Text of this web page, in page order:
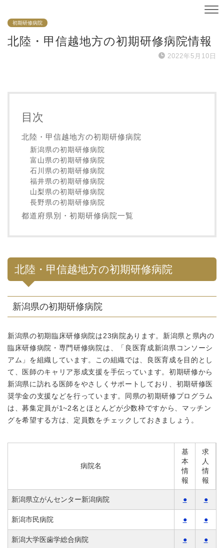
初期研修病院
北陸・甲信越地方の初期研修病院情報
2022年5月10日
目次
北陸・甲信越地方の初期研修病院
新潟県の初期研修病院
富山県の初期研修病院
石川県の初期研修病院
福井県の初期研修病院
山梨県の初期研修病院
長野県の初期研修病院
都道府県別・初期研修病院一覧
北陸・甲信越地方の初期研修病院
新潟県の初期研修病院
新潟県の初期臨床研修病院は23病院あります。新潟県と県内の
臨床研修病院・専門研修病院は、「良医育成新潟県コンソーシ
アム」を組織しています。この組織では、良医育成を目的とし
て、医師のキャリア形成支援を手伝っています。初期研修から
新潟県に訪れる医師をやさしくサポートしており、初期研修医
奨学金の支援などを行っています。同県の初期研修プログラム
は、募集定員が1~2名とほとんどが少数枠ですから、マッチン
グを希望する方は、定員数をチェックしておきましょう。
病院名
基
本
情
報
求
人
情
報
新潟県立がんセンター新潟病院 ● ●
新潟市民病院 ● ●
新潟大学医歯学総合病院 ● ●